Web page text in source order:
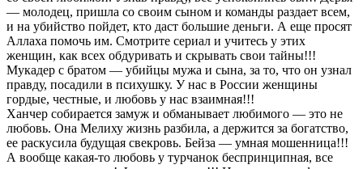
— молодец, пришла со своим сыном и команды раздает всем,
и на убийство пойдет, кто даст большие деньги. А еще просят
Аллаха помочь им. Смотрите сериал и учитесь у этих
женщин, как всех обдуривать и скрывать свои тайны!!!
Мукадер с братом — убийцы мужа и сына, за то, что он узнал
правду, посадили в психушку. У нас в России женщины
гордые, честные, и любовь у нас взаимная!!!
Ханчер собирается замуж и обманывает любимого — это не
любовь. Она Мелиху жизнь разбила, а держится за богатство,
ее раскусила будущая свекровь. Бейза — умная мошенница!!!
А вообще какая-то любовь у турчанок беспринципная, все